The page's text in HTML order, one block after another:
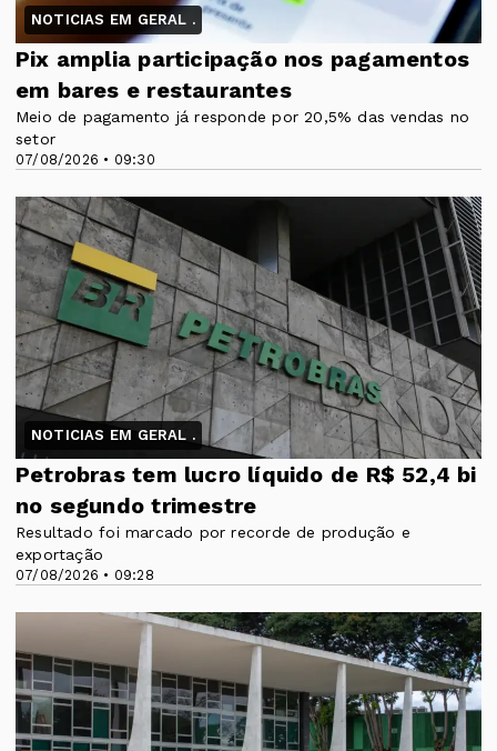
NOTICIAS EM GERAL .
07/08/2026 • 09:30
Pix amplia participação nos pagamentos
em bares e restaurantes
Meio de pagamento já responde por 20,5% das vendas no
setor
NOTICIAS EM GERAL .
07/08/2026 • 09:28
Petrobras tem lucro líquido de R$ 52,4 bi
no segundo trimestre
Resultado foi marcado por recorde de produção e
exportação